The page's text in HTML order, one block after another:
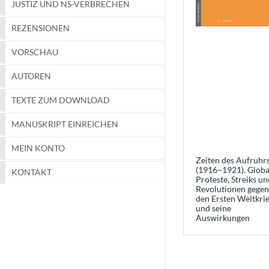
JUSTIZ UND NS-VERBRECHEN
REZENSIONEN
VORSCHAU
AUTOREN
TEXTE ZUM DOWNLOAD
MANUSKRIPT EINREICHEN
MEIN KONTO
KONTAKT
Zeiten des
(1916–1921).
Proteste, Streiks
Revolutionen gegen
den Ersten
und seine
Auswirkungen